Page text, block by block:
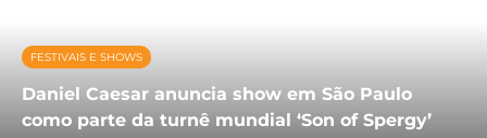
FESTIVAIS E SHOWS
Daniel Caesar anuncia show em São Paulo
como parte da turnê mundial ‘Son of Spergy’